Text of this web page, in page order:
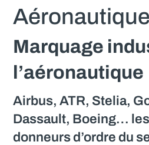
Aéronautique
Marquage
l’aéronautique
Airbus, ATR, Stelia,
Dassault, Boeing…
donneurs d’ordre du